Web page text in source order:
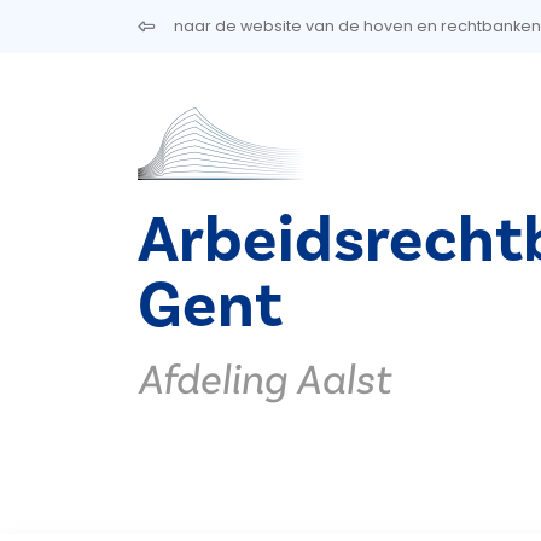
Overslaan en naar de inhoud gaannaar de website van de hoven en rechtbanken
Gent
Afdeling Aalst